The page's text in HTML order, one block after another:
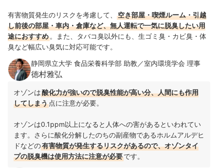
有害物質発生のリスクを考慮して、
空き部屋・喫煙ルーム・引越
し前後の部屋・車内・倉庫など、無人運転で一気に脱臭したい用
途におすすめ 。また、タバコ臭以外にも、生ゴミ臭・カビ臭・体
臭など幅広い臭気に対応可能です。
静岡県立大学 食品栄養科学部 助教／室内環境学会 理事
徳村雅弘
オゾンは酸化力が強いので脱臭性能が高い分、人間にも作用
してしまう 点に注意が必要。
オゾンは0.1ppm以上になると人体への害があるといわれてい
ます。さらに酸化分解したのちの副産物であるホルムアルデヒ
ドなどの有害物質が発生するリスクがあるので、オゾンタイ
プの脱臭機は使用方法に注意が必要です。